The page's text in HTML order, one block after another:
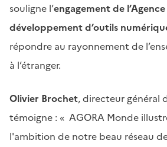
souligne l’engagement de
développement d’outils
répondre au rayonnement de
à l’étranger.
Olivier Brochet, directeur général
témoigne : « AGORA Monde
l'ambition de notre beau réseau